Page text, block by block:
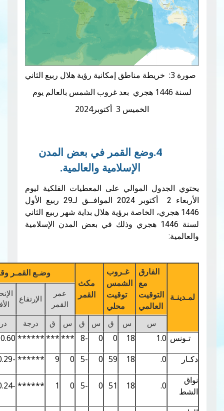
خريطة مناطق إمكانية رؤية هلال ربيع الثاني
لسنة 1446 هجري بعد غروب الشمس بالعالم يوم
4.وضع القمر في بعض المدن
الإسلامية والعالمية.
الموالي على المعطيات الفلكية ليوم
الأربعاء 2 أكتوبر 2024 الموافــق لـ29 ربيع الأول
الخاصة برؤية هلال بداية شهر ربيع الثاني
1446 هجري وذلك في بعض المدن الإسلامية
توقيت
مكث
القمر
وضـع القمـر وقت غـروب الشمـس
عمر
القمر
الإرتفاع
الإنحراف
الأفقي
قـوس سمك
ق س درجة درجة درجة
0
0
***
***
******
0.60
0.86
0.01
18
0
******
-0.29
0.33
0.00
18
51
0
******
-0.24
0.32
0.00